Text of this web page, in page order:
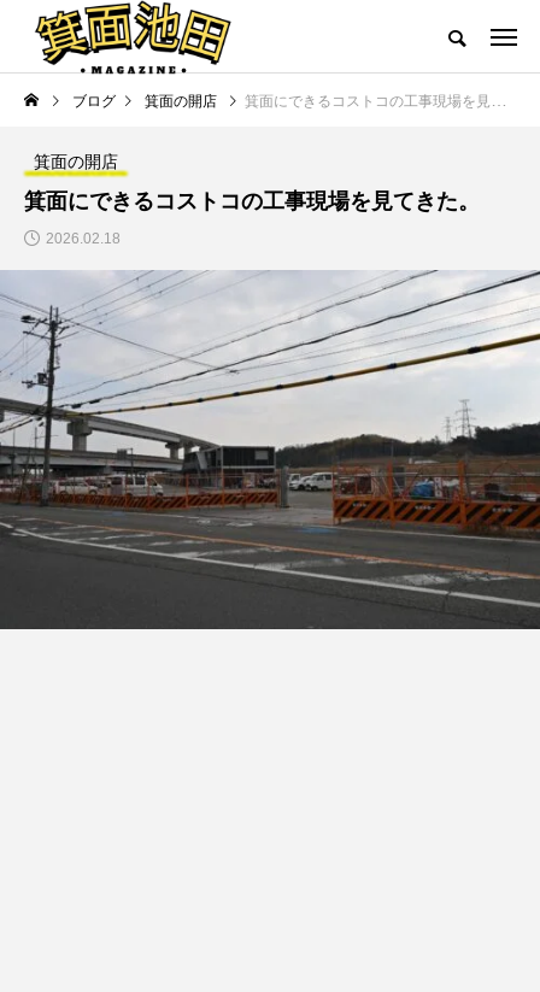
ブログ 箕面の開店 箕面にできるコストコの工事現場を見てきた。
箕面の開店
箕面にできるコストコの工事現場を見てきた。
2026.02.18